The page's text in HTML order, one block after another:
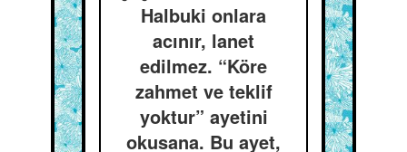
Halbuki onlara
acınır, lanet
edilmez. “Köre
zahmet ve teklif
yoktur” ayetini
okusana. Bu ayet,